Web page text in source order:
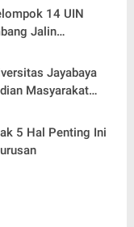
Generasi
14 UIN
Jalin
Warga Gunung
Sepak Bola
Jayabaya
Masyarakat
5 Hal Penting Ini